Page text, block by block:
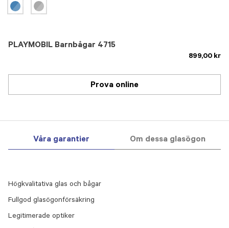
PLAYMOBIL Barnbågar 4715
899,00 kr
Prova online
Våra garantier Om dessa glasögon
Högkvalitativa glas och bågar
Fullgod glasögonförsäkring
Legitimerade optiker